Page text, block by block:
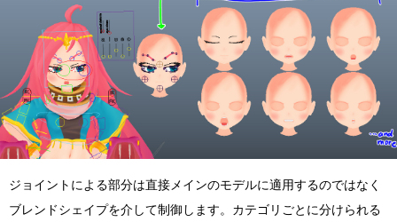
ジョイントによる部分は直接メインのモデルに適用するのではなく
ブレンドシェイプを介して制御します。カテゴリごとに分けられる